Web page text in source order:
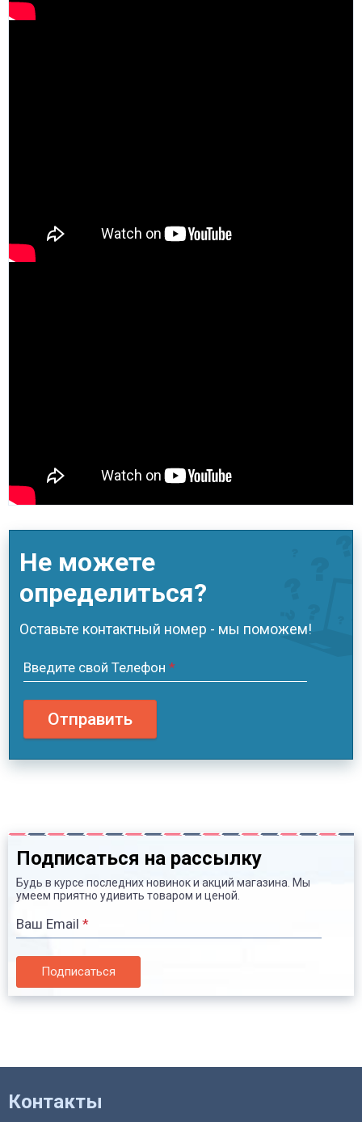
Не можете
определиться?
Оставьте контактный номер - мы поможем!
Введите свой Телефон *
Отправить
Подписаться на рассылку
Будь в курсе последних новинок и акций магазина. Мы
умеем приятно удивить товаром и ценой.
Ваш Email *
Подписаться
Контакты